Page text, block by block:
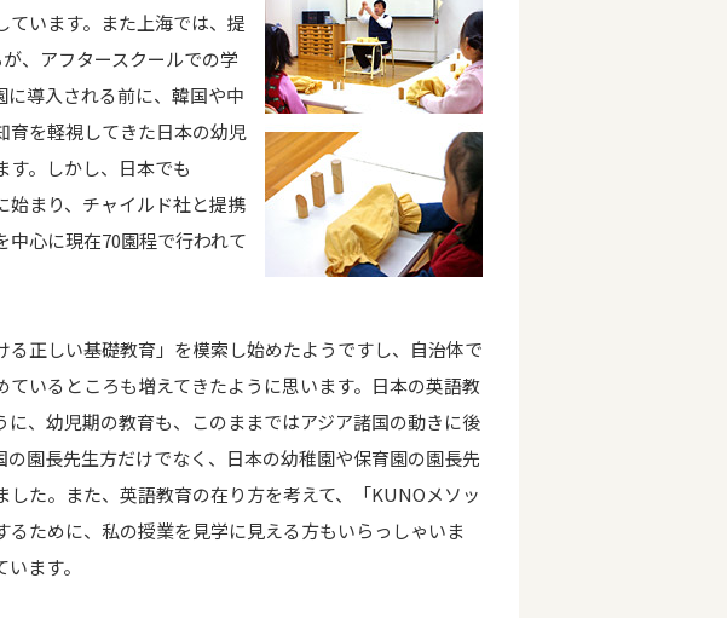
ています。また上海では、提
、アフタースクールでの学
導入される前に、韓国や中
育を軽視してきた日本の幼児
す。しかし、日本でも
始まり、チャイルド社と提携
中心に現在70園程で行われて
正しい基礎教育」を模索し始めたようですし、自治体で
いるところも増えてきたように思います。日本の英語教
、幼児期の教育も、このままではアジア諸国の動きに後
園長先生方だけでなく、日本の幼稚園や保育園の園長先
た。また、英語教育の在り方を考えて、「KUNOメソッ
るために、私の授業を見学に見える方もいらっしゃいま
ます。